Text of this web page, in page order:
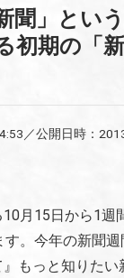
り
替
え
聞」とい
初期の「
／公開日時：
月15日から1週
。今年の新聞週
もっと知りたい